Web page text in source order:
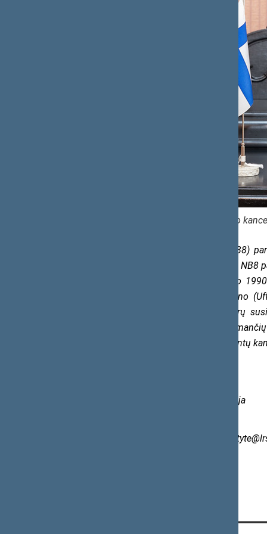
Seimo
Šiaurės ir Baltijos valstybių (NB8)
valstybėje, kuri tuo metu pirmininkauja
valstybių bendradarbiavimas prasidėjo
reikalų ministro Ufės Elemano-Jenseno
Baltijos šalių užsienio reikalų ministrų
dešimtys NB8 formato susitikimų,
matmens susitikimai apima ir parlamentų
Seimo kanclerio biuro vyresnioji patarėja